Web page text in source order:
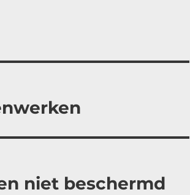
niet beschermd